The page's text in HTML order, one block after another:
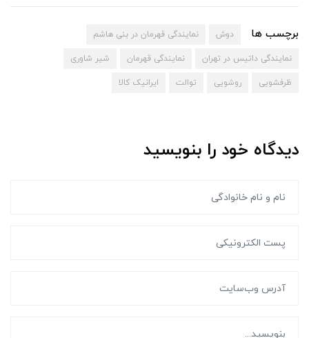
برچسب ها دوش نمایندگی قهرمان در بنی هاشم
نمایندگی داتیس در تهران نمایندگی قهرمان شیر شاوری
ظرفشویی روشویی توالت ایرانیک کالا
دیدگاه خود را بنویسید